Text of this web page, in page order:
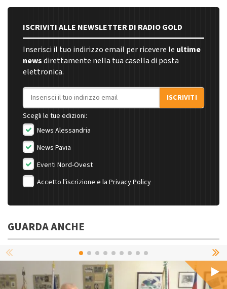
ISCRIVITI ALLE NEWSLETTER DI RADIO GOLD
Inserisci il tuo indirizzo email per ricevere le ultime
newsdirettamente nella tua casella di posta
elettronica.
Indirizzo email
ISCRIVITI
Scegli le tue edizioni:
News Alessandria
News Pavia
Eventi Nord-Ovest
Accetto l'iscrizione e la Privacy Policy
GUARDA ANCHE